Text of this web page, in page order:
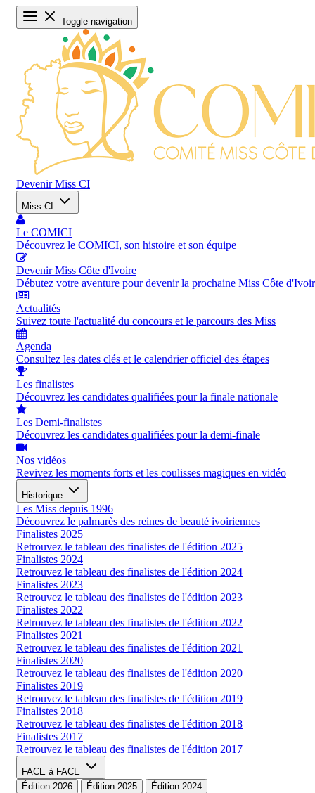
Toggle navigation
Devenir Miss CI
Miss CI
Le COMICI
Découvrez le COMICI, son histoire et son équipe
Devenir Miss Côte d'Ivoire
Débutez votre aventure pour devenir la prochaine Miss Côte
Actualités
Suivez toute l'actualité du concours et le parcours des Miss
Agenda
Consultez les dates clés et le calendrier officiel des étapes
Les finalistes
Découvrez les candidates qualifiées pour la finale nationale
Les Demi-finalistes
Découvrez les candidates qualifiées pour la demi-finale
Nos vidéos
Revivez les moments forts et les coulisses magiques en vidéo
Historique
Les Miss depuis 1996
Découvrez le palmarès des reines de beauté ivoiriennes
Finalistes 2025
Retrouvez le tableau des finalistes de l'édition 2025
Finalistes 2024
Retrouvez le tableau des finalistes de l'édition 2024
Finalistes 2023
Retrouvez le tableau des finalistes de l'édition 2023
Finalistes 2022
Retrouvez le tableau des finalistes de l'édition 2022
Finalistes 2021
Retrouvez le tableau des finalistes de l'édition 2021
Finalistes 2020
Retrouvez le tableau des finalistes de l'édition 2020
Finalistes 2019
Retrouvez le tableau des finalistes de l'édition 2019
Finalistes 2018
Retrouvez le tableau des finalistes de l'édition 2018
Finalistes 2017
Retrouvez le tableau des finalistes de l'édition 2017
FACE à FACE
Édition 2026
Édition 2025 Édition 2024